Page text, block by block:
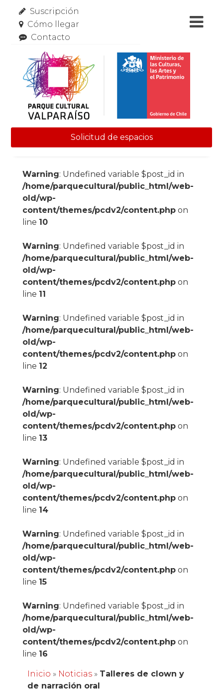
Suscripción
Cómo llegar
Contacto
Solicitud de espacios
Warning: Undefined variable $post_id in
/home/parquecultural/public_html/web-
old/wp-
content/themes/pcdv2/content.phpon
line 10
Warning: Undefined variable $post_id in
/home/parquecultural/public_html/web-
old/wp-
content/themes/pcdv2/content.phpon
line 11
Warning: Undefined variable $post_id in
/home/parquecultural/public_html/web-
old/wp-
content/themes/pcdv2/content.phpon
line 12
Warning: Undefined variable $post_id in
/home/parquecultural/public_html/web-
old/wp-
content/themes/pcdv2/content.phpon
line 13
Warning: Undefined variable $post_id in
/home/parquecultural/public_html/web-
old/wp-
content/themes/pcdv2/content.phpon
line 14
Warning: Undefined variable $post_id in
/home/parquecultural/public_html/web-
old/wp-
content/themes/pcdv2/content.phpon
line 15
Warning: Undefined variable $post_id in
/home/parquecultural/public_html/web-
old/wp-
content/themes/pcdv2/content.phpon
line 16
Inicio » Noticias» Talleres de clown y
de narración oral